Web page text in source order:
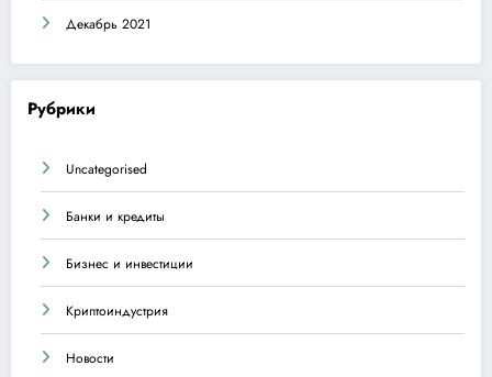
Декабрь 2021
Рубрики
Uncategorised
Банки и кредиты
Бизнес и инвестиции
Криптоиндустрия
Новости